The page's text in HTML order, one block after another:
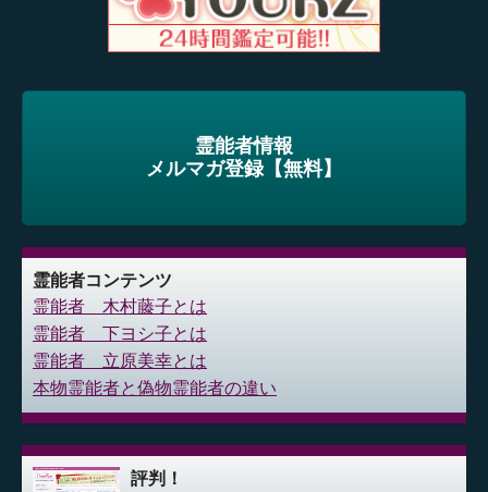
霊能者情報
メルマガ登録【無料】
霊能者コンテンツ
霊能者 木村藤子とは
霊能者 下ヨシ子とは
霊能者 立原美幸とは
本物霊能者と偽物霊能者の違い
評判！